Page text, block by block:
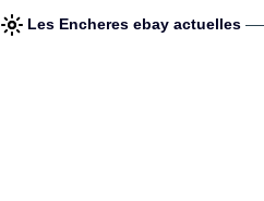
Les Encheres ebay actuelles